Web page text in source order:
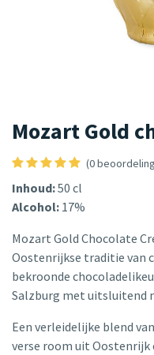
Mozart Gold
(0
Inhoud:50 cl
Alcohol: 17%
Mozart Gold Chocolate
Oostenrijkse traditie van
bekroonde
Salzburg met uitsluitend
Een verleidelijke blend
verse room uit